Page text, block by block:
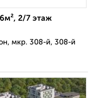
2/7 этаж
мкр. 308-й, 308-й